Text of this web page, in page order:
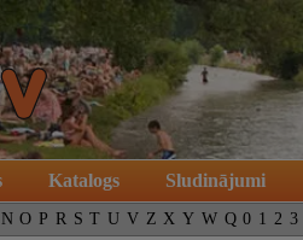
Katalogs Sludinājumi
N O P R S T U V Z X Y W Q 0 1 2 3